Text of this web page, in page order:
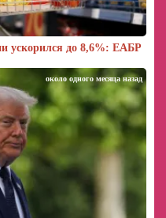
ускорился до 8,6%: ЕАБР
около одного месяца назад